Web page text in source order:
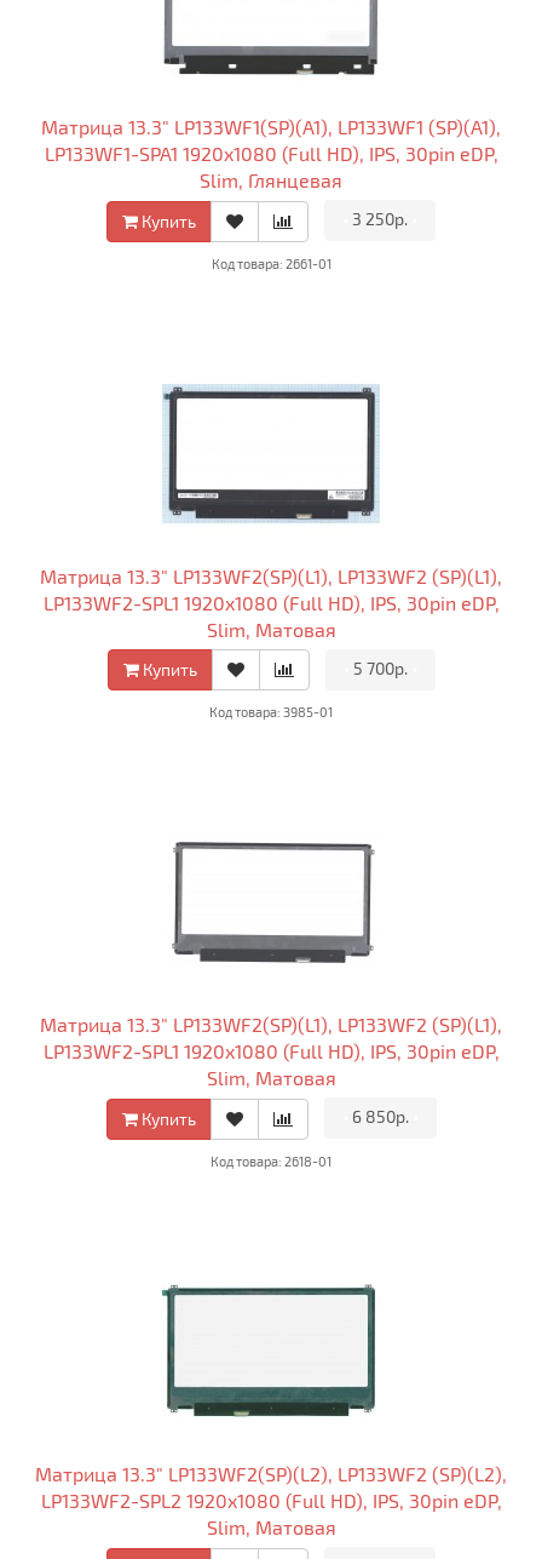
Матрица 13.3" LP133WF1(SP)(A1), LP133WF1 (SP)(A1),
LP133WF1-SPA1 1920x1080 (Full HD), IPS, 30pin eDP,
Slim, Глянцевая
Купить 3 250р.
Код товара: 2661-01
Матрица 13.3" LP133WF2(SP)(L1), LP133WF2 (SP)(L1),
LP133WF2-SPL1 1920x1080 (Full HD), IPS, 30pin eDP,
Slim, Матовая
Купить 5 700р.
Код товара: 3985-01
Матрица 13.3" LP133WF2(SP)(L1), LP133WF2 (SP)(L1),
LP133WF2-SPL1 1920x1080 (Full HD), IPS, 30pin eDP,
Slim, Матовая
Купить 6 850р.
Код товара: 2618-01
Матрица 13.3" LP133WF2(SP)(L2), LP133WF2 (SP)(L2),
LP133WF2-SPL2 1920x1080 (Full HD), IPS, 30pin eDP,
Slim, Матовая